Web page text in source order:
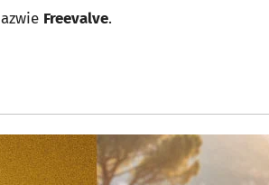
Freevalve.